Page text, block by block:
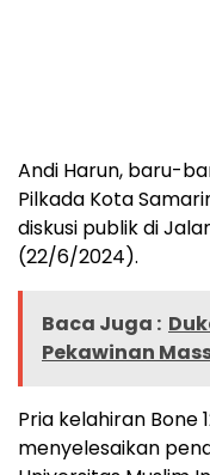
Andi Harun, baru-
Pilkada Kota
diskusi publik di
(22/6/2024).
Baca Juga :
Pekawinan
Pria kelahiran Bone
menyelesaikan